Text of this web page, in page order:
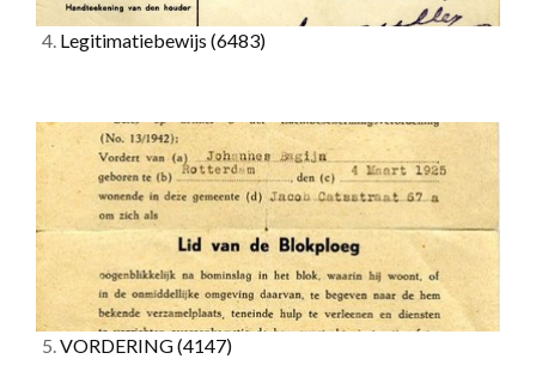
4. Legitimatiebewijs (6483)
5.VORDERING(4147)